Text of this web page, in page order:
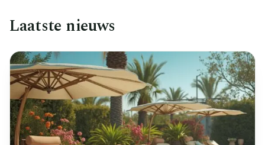
Laatste nieuws